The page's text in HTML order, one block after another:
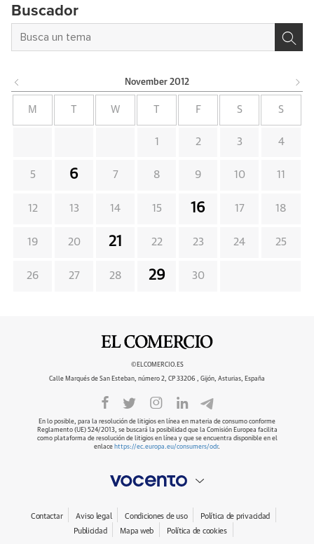
Buscador
November 2012
M W F S S
1 2 3 4
5 6 7 8 9 10 11
12 13 14 15 16 17 18
19 20 21 22 23 24 25
26 27 28 29 30
©ELCOMERCIO.ES
Calle Marqués de San Esteban, número 2, CP 33206 , Gijón, Asturias, España
En lo posible, para la resolución de litigios en línea en materia de consumo conforme
Reglamento (UE) 524/2013, se buscará la posibilidad que la Comisión Europea facilita
como plataforma de resolución de litigios en línea y que se encuentra disponible en el
enlace https://ec.europa.eu/consumers/odr.
Contactar Aviso legal Condiciones de uso
Política de privacidad
Publicidad
Mapa web Política de cookies